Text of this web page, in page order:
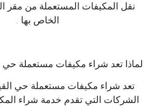
نقل المكيفات المستعملة من مقر
الخاص بها .
لماذا تعد شراء مكيفات مستعملة حي
تعد شراء مكيفات مستعملة حي
الشركات التي تقدم خدمة شراء